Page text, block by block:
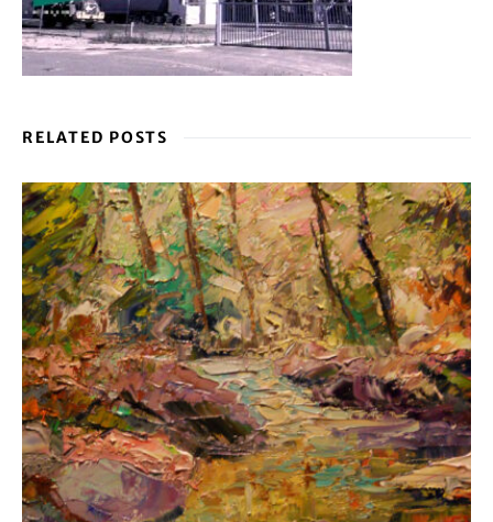
RELATED POSTS